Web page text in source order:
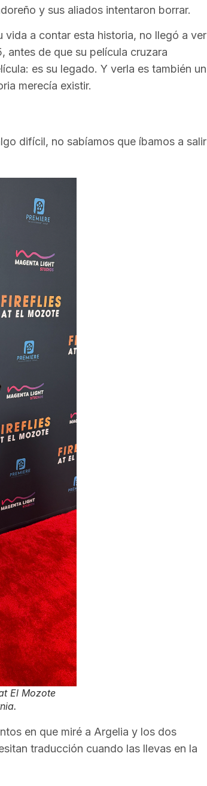
y sus aliados intentaron borrar.
a contar esta historia, no llegó a ver
antes de que su película cruzara
es su legado. Y verla es también un
merecía existir.
difícil, no sabíamos que íbamos a salir
El Mozote
en que miré a Argelia y los dos
traducción cuando las llevas en la